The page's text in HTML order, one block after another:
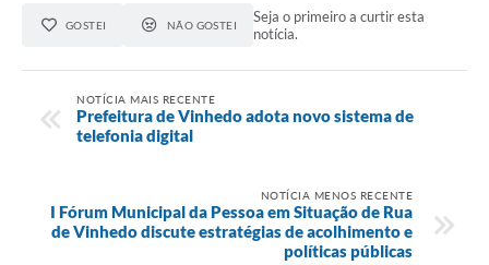
GOSTEI NÃO GOSTEI
Seja o primeiro a curtir esta
notícia.
NOTÍCIA MAIS RECENTE
Prefeitura de Vinhedo adota novo sistema de
telefonia digital
NOTÍCIA MENOS RECENTE
I Fórum Municipal da Pessoa em Situação de Rua
de Vinhedo discute estratégias de acolhimento e
políticas públicas